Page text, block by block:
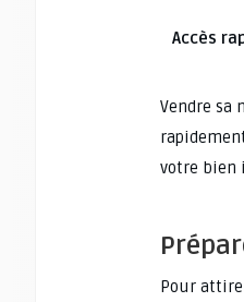
Accès
Vendre sa
votre bien
Pour